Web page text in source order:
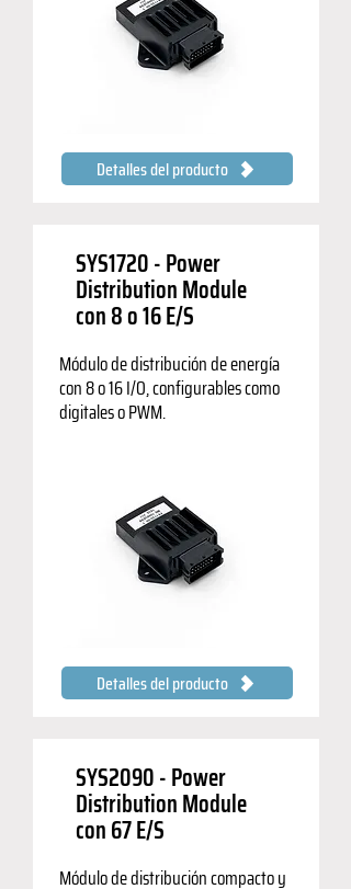
Detalles del producto
SYS1720 - Power
Distribution Module
con 8 o 16 E/S
Módulo de distribución de energía
con 8 o 16 I/O, configurables como
digitales o PWM.
Detalles del producto
SYS2090 - Power
Distribution Module
con 67 E/S
Módulo de distribución compacto y